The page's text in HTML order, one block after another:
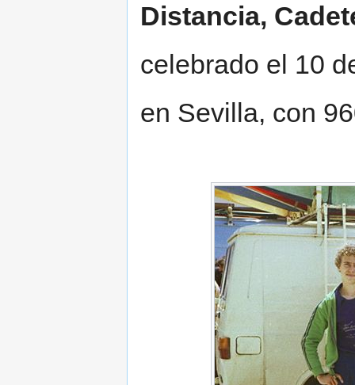
Distancia,
celebrado el 10
en Sevilla, con